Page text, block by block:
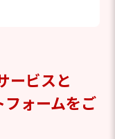
ービスと
ォームをご